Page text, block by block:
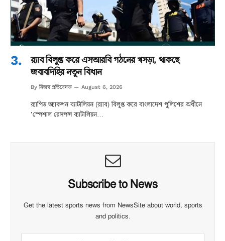
র‌্যাব বিলুপ্ত করে এসআরবি গঠনের খসড়া, থাকছে
জবাবদিহির নতুন বিধান
By নিজস্ব প্রতিবেদক August 6, 2026
র‌্যাপিড অ্যাকশন ব্যাটালিয়ন (র‌্যাব) বিলুপ্ত করে বাংলাদেশ পুলিশের অধীনে
‘স্পেশাল রেসপন্স ব্যাটালিয়ন…
Subscribe to News
Get the latest sports news from NewsSite about world, sports
and politics.